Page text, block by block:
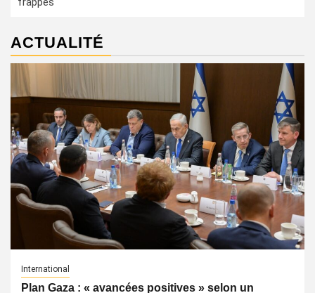
ACTUALITÉ
International
Plan Gaza : « avancées positives » selon un